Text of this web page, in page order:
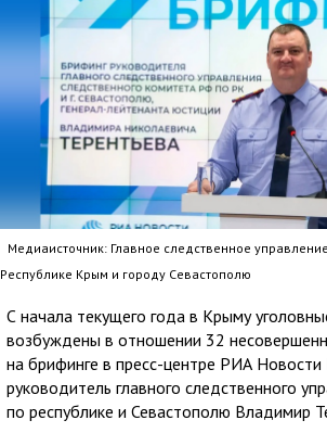
Медиаисточник: Главное следственное
Республике Крым и городу Севастополю
С начала текущего года в Крыму
возбуждены в отношении 32
на брифинге в пресс-центре РИА
руководитель главного следственного
по республике и Севастополю Владимир